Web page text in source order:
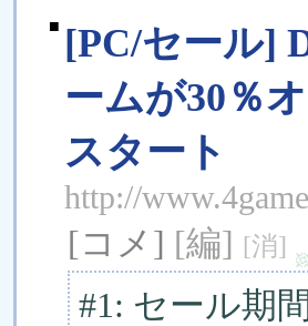
■ [PC/セール]
ームが30％
スタート
http://
[コメ] [編] [消]
#1: セール期